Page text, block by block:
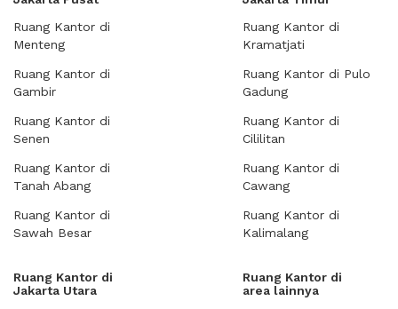
Ruang Kantor di
Menteng
Ruang Kantor di
Gambir
Ruang Kantor di
Senen
Ruang Kantor di
Tanah Abang
Ruang Kantor di
Sawah Besar
Ruang Kantor di
Kramatjati
Ruang Kantor di Pulo
Gadung
Ruang Kantor di
Cililitan
Ruang Kantor di
Cawang
Ruang Kantor di
Kalimalang
Ruang Kantor di
Jakarta Utara
Ruang Kantor di
area lainnya